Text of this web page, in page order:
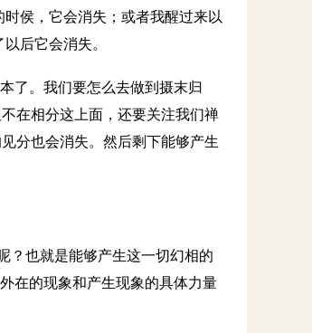
侯，它会消失；或者我醒过来以
后它会消失。
了。我们要怎么去做到摄末归
在相分这上面，还要关注我们禅
分也会消失。然后剩下能够产生
？也就是能够产生这一切幻相的
在的现象和产生现象的具体力量